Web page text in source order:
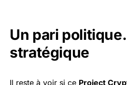
Un pari
stratégique
Il reste à voir si ce Project